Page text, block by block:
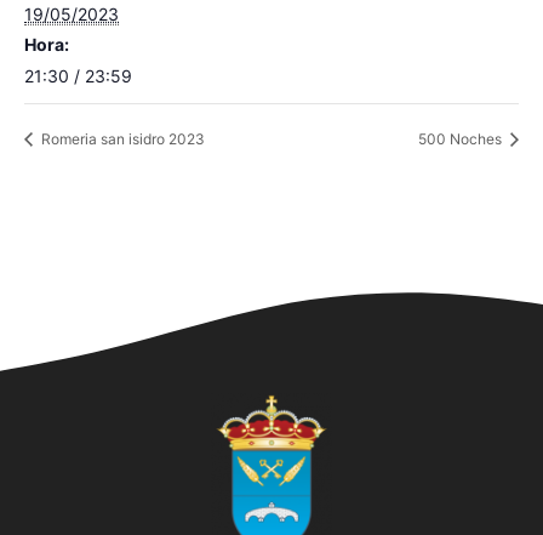
19/05/2023
Hora:
21:30 / 23:59
Romeria san isidro 2023 500 Noches